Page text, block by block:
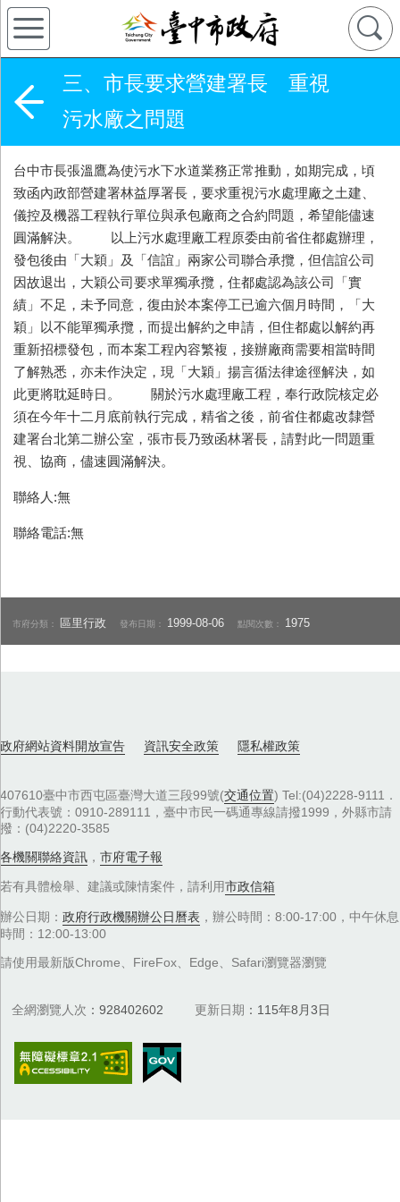
三、市長要求營建署長 重視
污水廠之問題
台中市長張溫鷹為使污水下水道業務正常推動，如期完成，頃
致函內政部營建署林益厚署長，要求重視污水處理廠之土建、
儀控及機器工程執行單位與承包廠商之合約問題，希望能儘速
圓滿解決。 以上污水處理廠工程原委由前省住都處辦理，
發包後由「大穎」及「信誼」兩家公司聯合承攬，但信誼公司
因故退出，大穎公司要求單獨承攬，住都處認為該公司「實
績」不足，未予同意，復由於本案停工已逾六個月時間，「大
穎」以不能單獨承攬，而提出解約之申請，但住都處以解約再
重新招標發包，而本案工程內容繁複，接辦廠商需要相當時間
了解熟悉，亦未作決定，現「大穎」揚言循法律途徑解決，如
此更將耽延時日。 關於污水處理廠工程，奉行政院核定必
須在今年十二月底前執行完成，精省之後，前省住都處改隸營
建署台北第二辦公室，張市長乃致函林署長，請對此一問題重
視、協商，儘速圓滿解決。
聯絡人:無
聯絡電話:無
市府分類： 區里行政 發布日期： 1999-08-06 點閱次數： 1975
政府網站資料開放宣告 資訊安全政策 隱私權政策
407610臺中市西屯區臺灣大道三段99號(交通位置) Tel:(04)2228-9111．
行動代表號：0910-289111，臺中市民一碼通專線請撥1999，外縣市請
撥：(04)2220-3585
各機關聯絡資訊 ， 市府電子報
若有具體檢舉、建議或陳情案件，請利用市政信箱
辦公日期： 政府行政機關辦公日曆表 ，辦公時間：8:00-17:00，中午休息
時間：12:00-13:00
請使用最新版Chrome、FireFox、Edge、Safari瀏覽器瀏覽
全網瀏覽人次 928402602 更新日期 115年8月3日